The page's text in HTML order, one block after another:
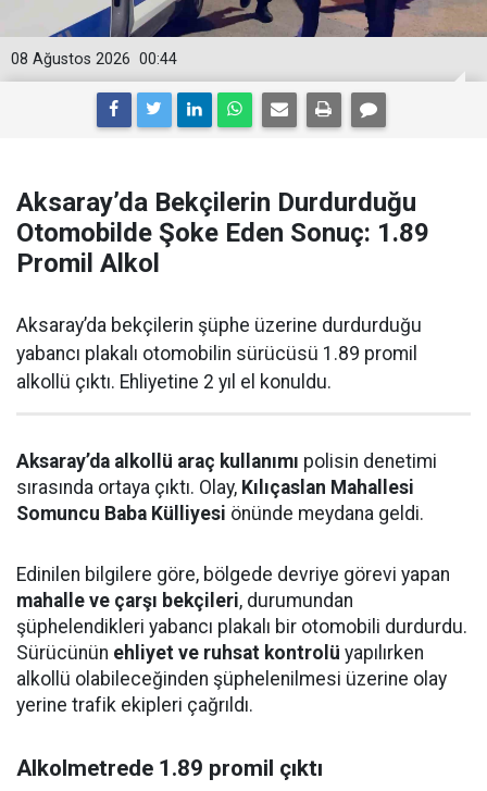
00:44
08 Ağustos 2026
Aksaray’da Bekçilerin Durdurduğu
Otomobilde Şoke Eden Sonuç: 1.89
Promil Alkol
Aksaray’da bekçilerin şüphe üzerine durdurduğu
yabancı plakalı otomobilin sürücüsü 1.89 promil
alkollü çıktı. Ehliyetine 2 yıl el konuldu.
Aksaray’da alkollü araç kullanımı polisin denetimi
sırasında ortaya çıktı. Olay, Kılıçaslan Mahallesi
Somuncu Baba Külliyesi önünde meydana geldi.
Edinilen bilgilere göre, bölgede devriye görevi yapan
mahalle ve çarşı bekçileri, durumundan
şüphelendikleri yabancı plakalı bir otomobili durdurdu.
Sürücünün ehliyet ve ruhsat kontrolü yapılırken
alkollü olabileceğinden şüphelenilmesi üzerine olay
yerine trafik ekipleri çağrıldı.
Alkolmetrede 1.89 promil çıktı